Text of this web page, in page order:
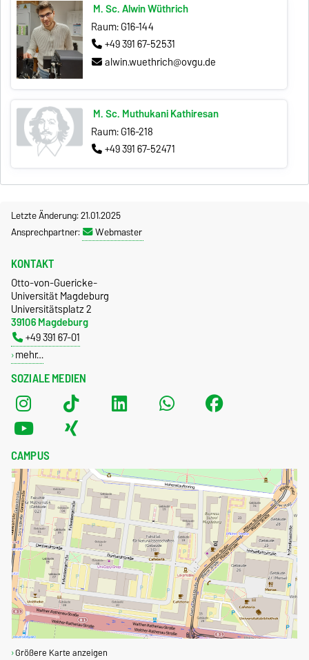
M. Sc. Alwin Wüthrich
Raum: G16-144
+49 391 67-52531
alwin.wuethrich@ovgu.de
M. Sc. Muthukani Kathiresan
Raum: G16-218
+49 391 67-52471
Letzte Änderung: 21.01.2025
Ansprechpartner:
Webmaster
SOZIALE MEDIEN
KONTAKT
Otto-von-Guericke-
Universität Magdeburg
Universitätsplatz 2
39106 Magdeburg
+49 391 67-01
mehr…
CAMPUS
Größere Karte anzeigen